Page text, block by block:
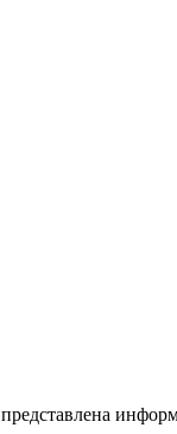
представлена